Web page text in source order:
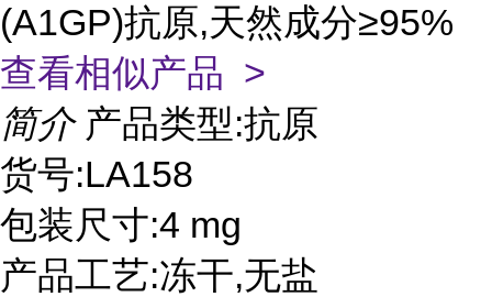
(A1GP)抗原,天然成分≥95%
查看相似产品 >
简介 产品类型:抗原
货号:LA158
包装尺寸:4 mg
产品工艺:冻干,无盐